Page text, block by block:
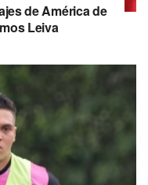
de América de
Leiva